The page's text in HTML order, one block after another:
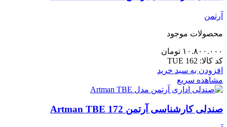
آرتمن
محصولات موجود
۱۰.۸۰۰.۰۰۰ تومان
کد کالا: TUE 162
افزودن به سبد خرید
مشاهده سریع
صندلی کارشناسی آرتمن 172 Artman TBE